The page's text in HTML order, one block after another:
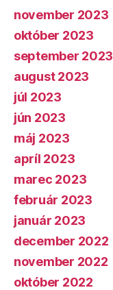
november 2023
október 2023
september 2023
august 2023
júl 2023
jún 2023
máj 2023
apríl 2023
marec 2023
február 2023
január 2023
december 2022
november 2022
október 2022